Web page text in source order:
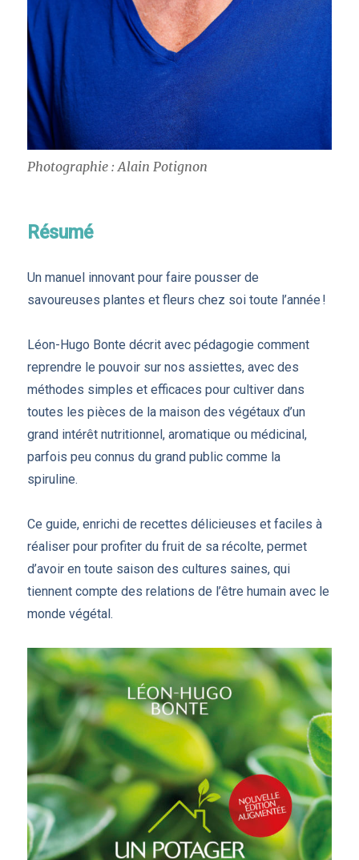
Photographie : Alain Potignon
Résumé
Un manuel innovant pour faire pousser de
savoureuses plantes et fleurs chez soi toute l’année !
Léon-Hugo Bonte décrit avec pédagogie comment
reprendre le pouvoir sur nos assiettes, avec des
méthodes simples et efficaces pour cultiver dans
toutes les pièces de la maison des végétaux d’un
grand intérêt nutritionnel, aromatique ou médicinal,
parfois peu connus du grand public comme la
spiruline.
Ce guide, enrichi de recettes délicieuses et faciles à
réaliser pour profiter du fruit de sa récolte, permet
d’avoir en toute saison des cultures saines, qui
tiennent compte des relations de l’être humain avec le
monde végétal.